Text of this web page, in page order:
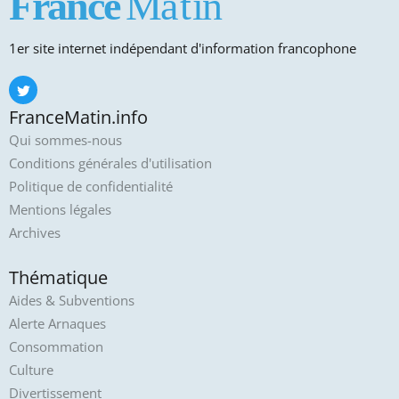
1er site internet indépendant d'information francophone
FranceMatin.info
Qui sommes-nous
Conditions générales d'utilisation
Politique de confidentialité
Mentions légales
Archives
Thématique
Aides & Subventions
Alerte Arnaques
Consommation
Culture
Divertissement